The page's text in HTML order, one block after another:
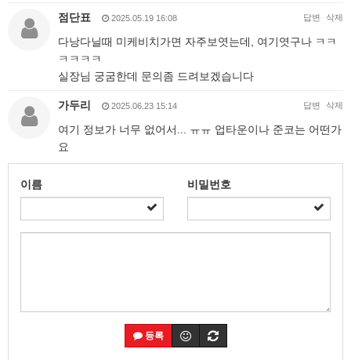
점단표 2025.05.19 16:08 답변 삭제
다낭다닐때 미케비치가면 자주보엿는데, 여기엿구나 ㅋㅋ
ㅋㅋㅋㅋ
실장님 궁굼한데 문의좀 드려보겠습니다
가두리 2025.06.23 15:14 답변 삭제
여기 정보가 너무 없어서... ㅠㅠ 업타운이나 준코는 어떤가
요
이름 비밀번호
등록